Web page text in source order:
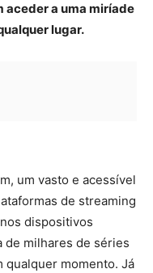
a uma miríade
lugar.
um vasto e acessível
de streaming
dispositivos
de milhares de séries
qualquer momento. Já